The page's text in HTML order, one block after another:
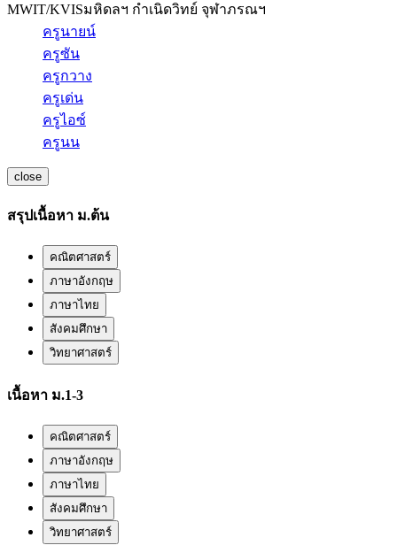
MWIT/KVISมหิดลฯ กำเนิดวิทย์ จุฬาภรณฯ
ครูนายน์
ครูซัน
ครูกวาง
ครูเด่น
ครูไอซ์
ครูนน
close
สรุปเนื้อหา ม.ต้น
คณิตศาสตร์
ภาษาอังกฤษ
ภาษาไทย
สังคมศึกษา
วิทยาศาสตร์
เนื้อหา ม.1-3
คณิตศาสตร์
ภาษาอังกฤษ
ภาษาไทย
สังคมศึกษา
วิทยาศาสตร์